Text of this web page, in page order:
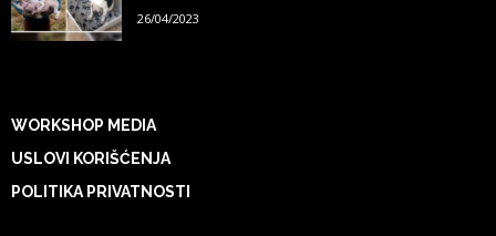
26/04/2023
WORKSHOP MEDIA
USLOVI KORIŠĆENJA
POLITIKA PRIVATNOSTI